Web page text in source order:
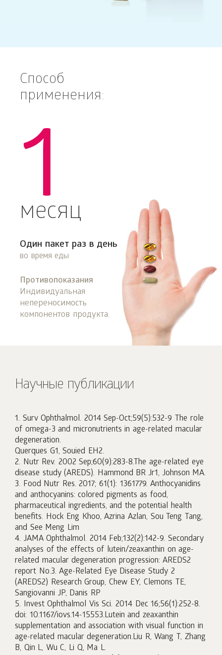
Способ
применения:
1
месяц
Один пакет раз в день
во время еды
Противопоказания
Индивидуальная
непереносимость
компонентов продукта.
Научные публикации
1. Surv Ophthalmol. 2014 Sep-Oct;59(5):532-9 The role
of omega-3 and micronutrients in age-related macular
degeneration.
Querques G1, Souied EH2.
2. Nutr Rev. 2002 Sep;60(9):283-8.The age-related eye
disease study (AREDS). Hammond BR Jr1, Johnson MA.
3. Food Nutr Res. 2017; 61(1): 1361779. Anthocyanidins
and anthocyanins: colored pigments as food,
pharmaceutical ingredients, and the potential health
benefits. Hock Eng Khoo, Azrina Azlan, Sou Teng Tang,
and See Meng Lim
4. JAMA Ophthalmol. 2014 Feb;132(2):142-9. Secondary
analyses of the effects of lutein/zeaxanthin on age-
related macular degeneration progression: AREDS2
report No.3. Age-Related Eye Disease Study 2
(AREDS2) Research Group, Chew EY, Clemons TE,
Sangiovanni JP, Danis RP
5. Invest Ophthalmol Vis Sci. 2014 Dec 16;56(1):252-8.
doi: 10.1167/iovs.14-15553.Lutein and zeaxanthin
supplementation and association with visual function in
age-related macular degeneration.Liu R, Wang T, Zhang
B, Qin L, Wu C, Li Q, Ma L.